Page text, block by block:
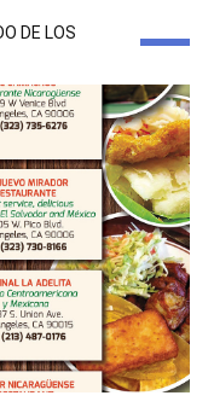
DE LOS